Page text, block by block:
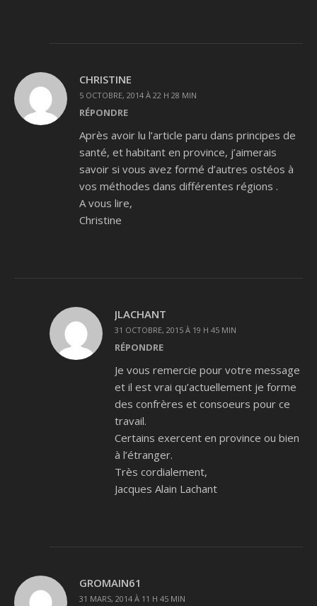
CHRISTINE
5 OCTOBRE, 2014 À 22 H 28 MIN
RÉPONDRE
Après avoir lu l’article paru dans principes de
santé, et habitant en province, j’aimerais
savoir si vous avez formé d’autres ostéos à
vos méthodes dans différentes régions .
A vous lire,
Christine
JLACHANT
31 OCTOBRE, 2015 À 19 H 45 MIN
RÉPONDRE
Je vous remercie pour votre message
et il est vrai qu’actuellement je forme
des confrères et consoeurs pour ce
travail.
Certains exercent en province ou bien
à l’étranger.
Très cordialement,
Jacques Alain Lachant
GROMAIN61
31 MARS, 2014 À 11 H 45 MIN